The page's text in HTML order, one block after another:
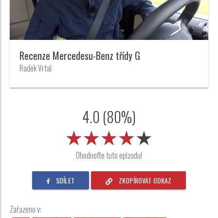
Recenze Mercedesu-Benz třídy G
Radek Vrtal
4.0 (80%)
★★★★★
★★★★★
★★★★★
Ohodnoťte tuto epizodu!
SDÍLET ZKOPÍROVAT ODKAZ
Zařazeno v: